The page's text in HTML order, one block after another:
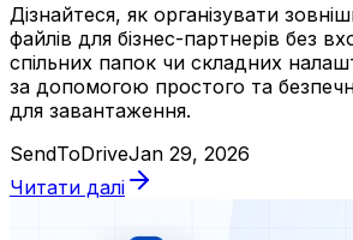
Дізнайтеся, як організувати
файлів для бізнес-партнерів без
спільних папок чи складних
за допомогою простого та
для завантаження.
SendToDriveJan 29, 2026
Читати далі